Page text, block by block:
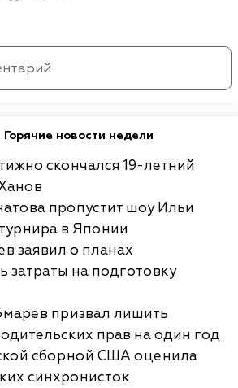
Горячие новости недели
скончался 19-летний
пропустит шоу Ильи
в Японии
заявил о планах
затраты на подготовку
призвал лишить
прав на один год
сборной США оценила
синхронисток